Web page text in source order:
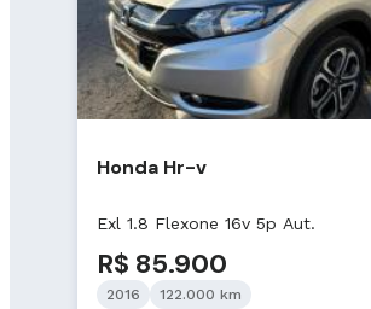
Honda Hr-v
Exl 1.8 Flexone 16v 5p Aut.
R$ 85.900
2016
122.000 km